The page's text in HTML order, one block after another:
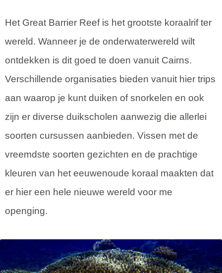
Het Great Barrier Reef is het grootste koraalrif ter
wereld. Wanneer je de onderwaterwereld wilt
ontdekken is dit goed te doen vanuit Cairns.
Verschillende organisaties bieden vanuit hier trips
aan waarop je kunt duiken of snorkelen en ook
zijn er diverse duikscholen aanwezig die allerlei
soorten cursussen aanbieden. Vissen met de
vreemdste soorten gezichten en de prachtige
kleuren van het eeuwenoude koraal maakten dat
er hier een hele nieuwe wereld voor me
openging.